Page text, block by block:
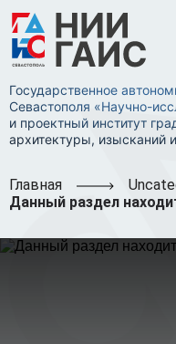
Государственное
Севастополя «Научно-
и проектный институт
архитектуры, изысканий
Главная
Данный раздел